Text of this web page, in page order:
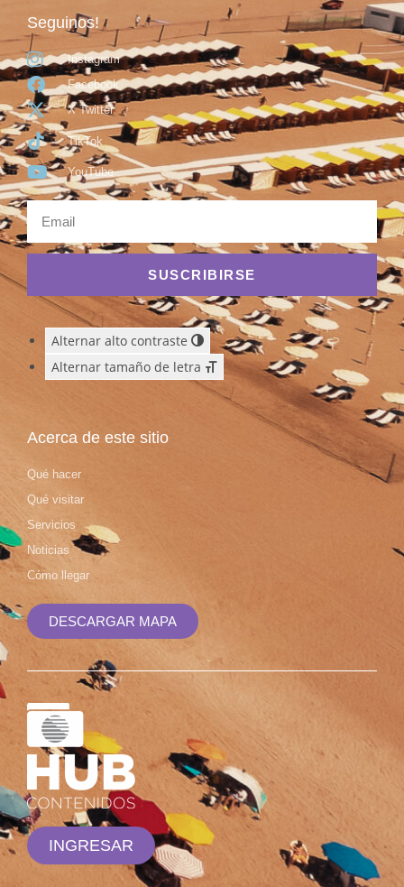
Seguinos!
Instagram
Facebook
X Twitter
TikTok
YouTube
SUSCRIBIRSE
Alternar alto contraste
Alternar tamaño de letra
Acerca de este sitio
Qué hacer
Qué visitar
Servicios
Noticias
Cómo llegar
DESCARGAR MAPA
INGRESAR